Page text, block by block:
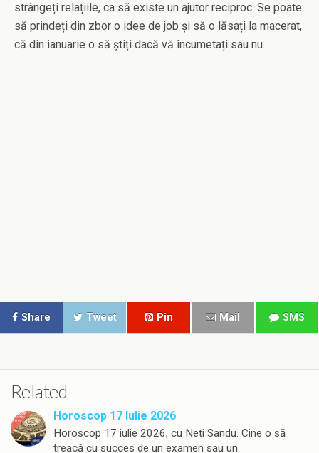
strângeți relațiile, ca să existe un ajutor reciproc. Se poate
să prindeți din zbor o idee de job și să o lăsați la macerat,
că din ianuarie o să știți dacă vă încumetați sau nu.
Share Tweet Pin Mail SMS
Related
Horoscop 17 Iulie 2026
Horoscop 17 iulie 2026, cu Neti Sandu. Cine o să
treacă cu succes de un examen sau un